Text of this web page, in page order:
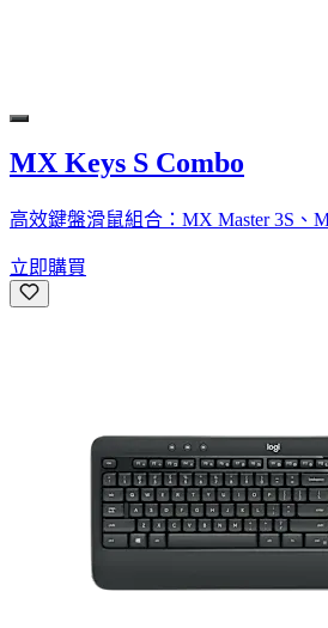
MX Keys S Combo
高效鍵盤滑鼠組合：MX Master 3S、
立即購買